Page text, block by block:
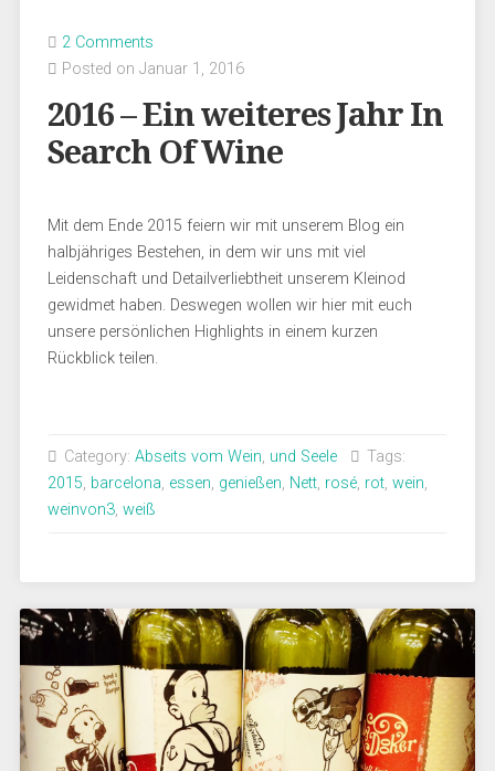
2 Comments
Posted on Januar 1, 2016
2016 – Ein weiteres Jahr In
Search Of Wine
Mit dem Ende 2015 feiern wir mit unserem Blog ein
halbjähriges Bestehen, in dem wir uns mit viel
Leidenschaft und Detailverliebtheit unserem Kleinod
gewidmet haben. Deswegen wollen wir hier mit euch
unsere persönlichen Highlights in einem kurzen
Rückblick teilen.
Category: Abseits vom Wein, und Seele
Tags:
2015, barcelona, essen, genießen, Nett, rosé, rot, wein,
weinvon3, weiß